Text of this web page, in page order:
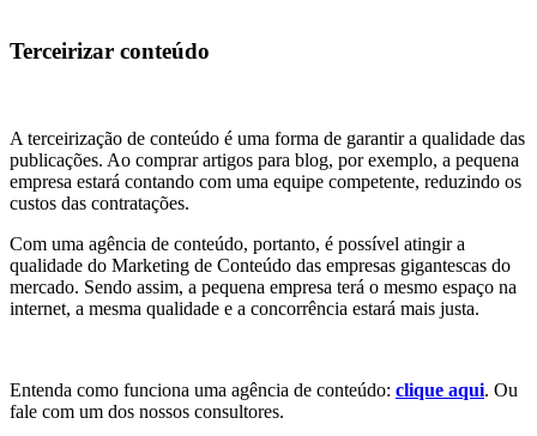
Terceirizar conteúdo
A terceirização de conteúdo é uma forma de garantir a qualidade das
publicações. Ao comprar artigos para blog, por exemplo, a pequena
empresa estará contando com uma equipe competente, reduzindo os
custos das contratações.
Com uma agência de conteúdo, portanto, é possível atingir a
qualidade do Marketing de Conteúdo das empresas gigantescas do
mercado. Sendo assim, a pequena empresa terá o mesmo espaço na
internet, a mesma qualidade e a concorrência estará mais justa.
Entenda como funciona uma agência de conteúdo: clique aqui. Ou
fale com um dos nossos consultores.